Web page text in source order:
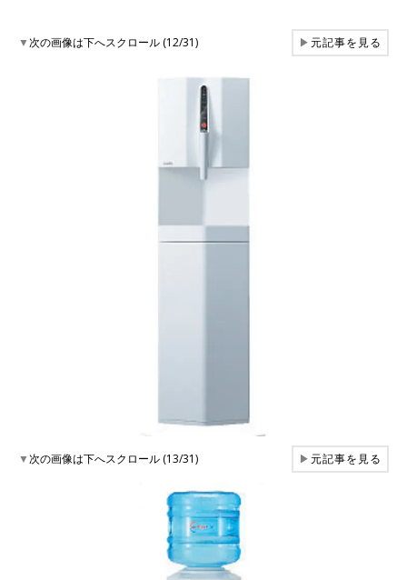
▼次の画像は下へスクロール (12/31) ▶元記事を見る
▼次の画像は下へスクロール (13/31) ▶元記事を見る